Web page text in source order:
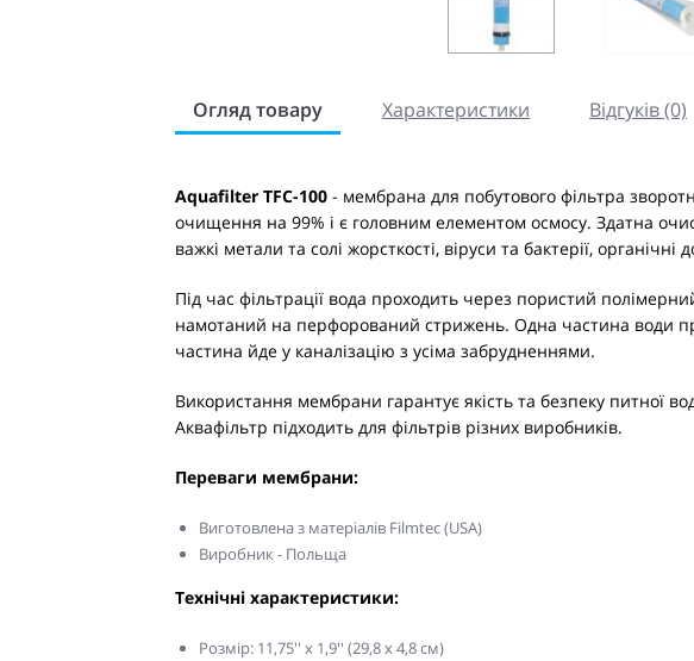
Огляд товару Характеристики Відгуків (0)
Aquafilter TFC-100 - мембрана для побутового фільтра
очищення на 99% і є головним елементом осмосу. Здатна
важкі метали та солі жорсткості, віруси та бактерії, органічні
Під час фільтрації вода проходить через пористий
намотаний на перфорований стрижень. Одна частина води
частина йде у каналізацію з усіма забрудненнями.
Використання мембрани гарантує якість та безпеку питної
Аквафільтр підходить для фільтрів різних виробників.
Переваги мембрани:
Виготовлена ​​з матеріалів Filmtec (USA)
Виробник - Польща
Технічні характеристики:
Розмір: 11,75'' х 1,9'' (29,8 х 4,8 см)